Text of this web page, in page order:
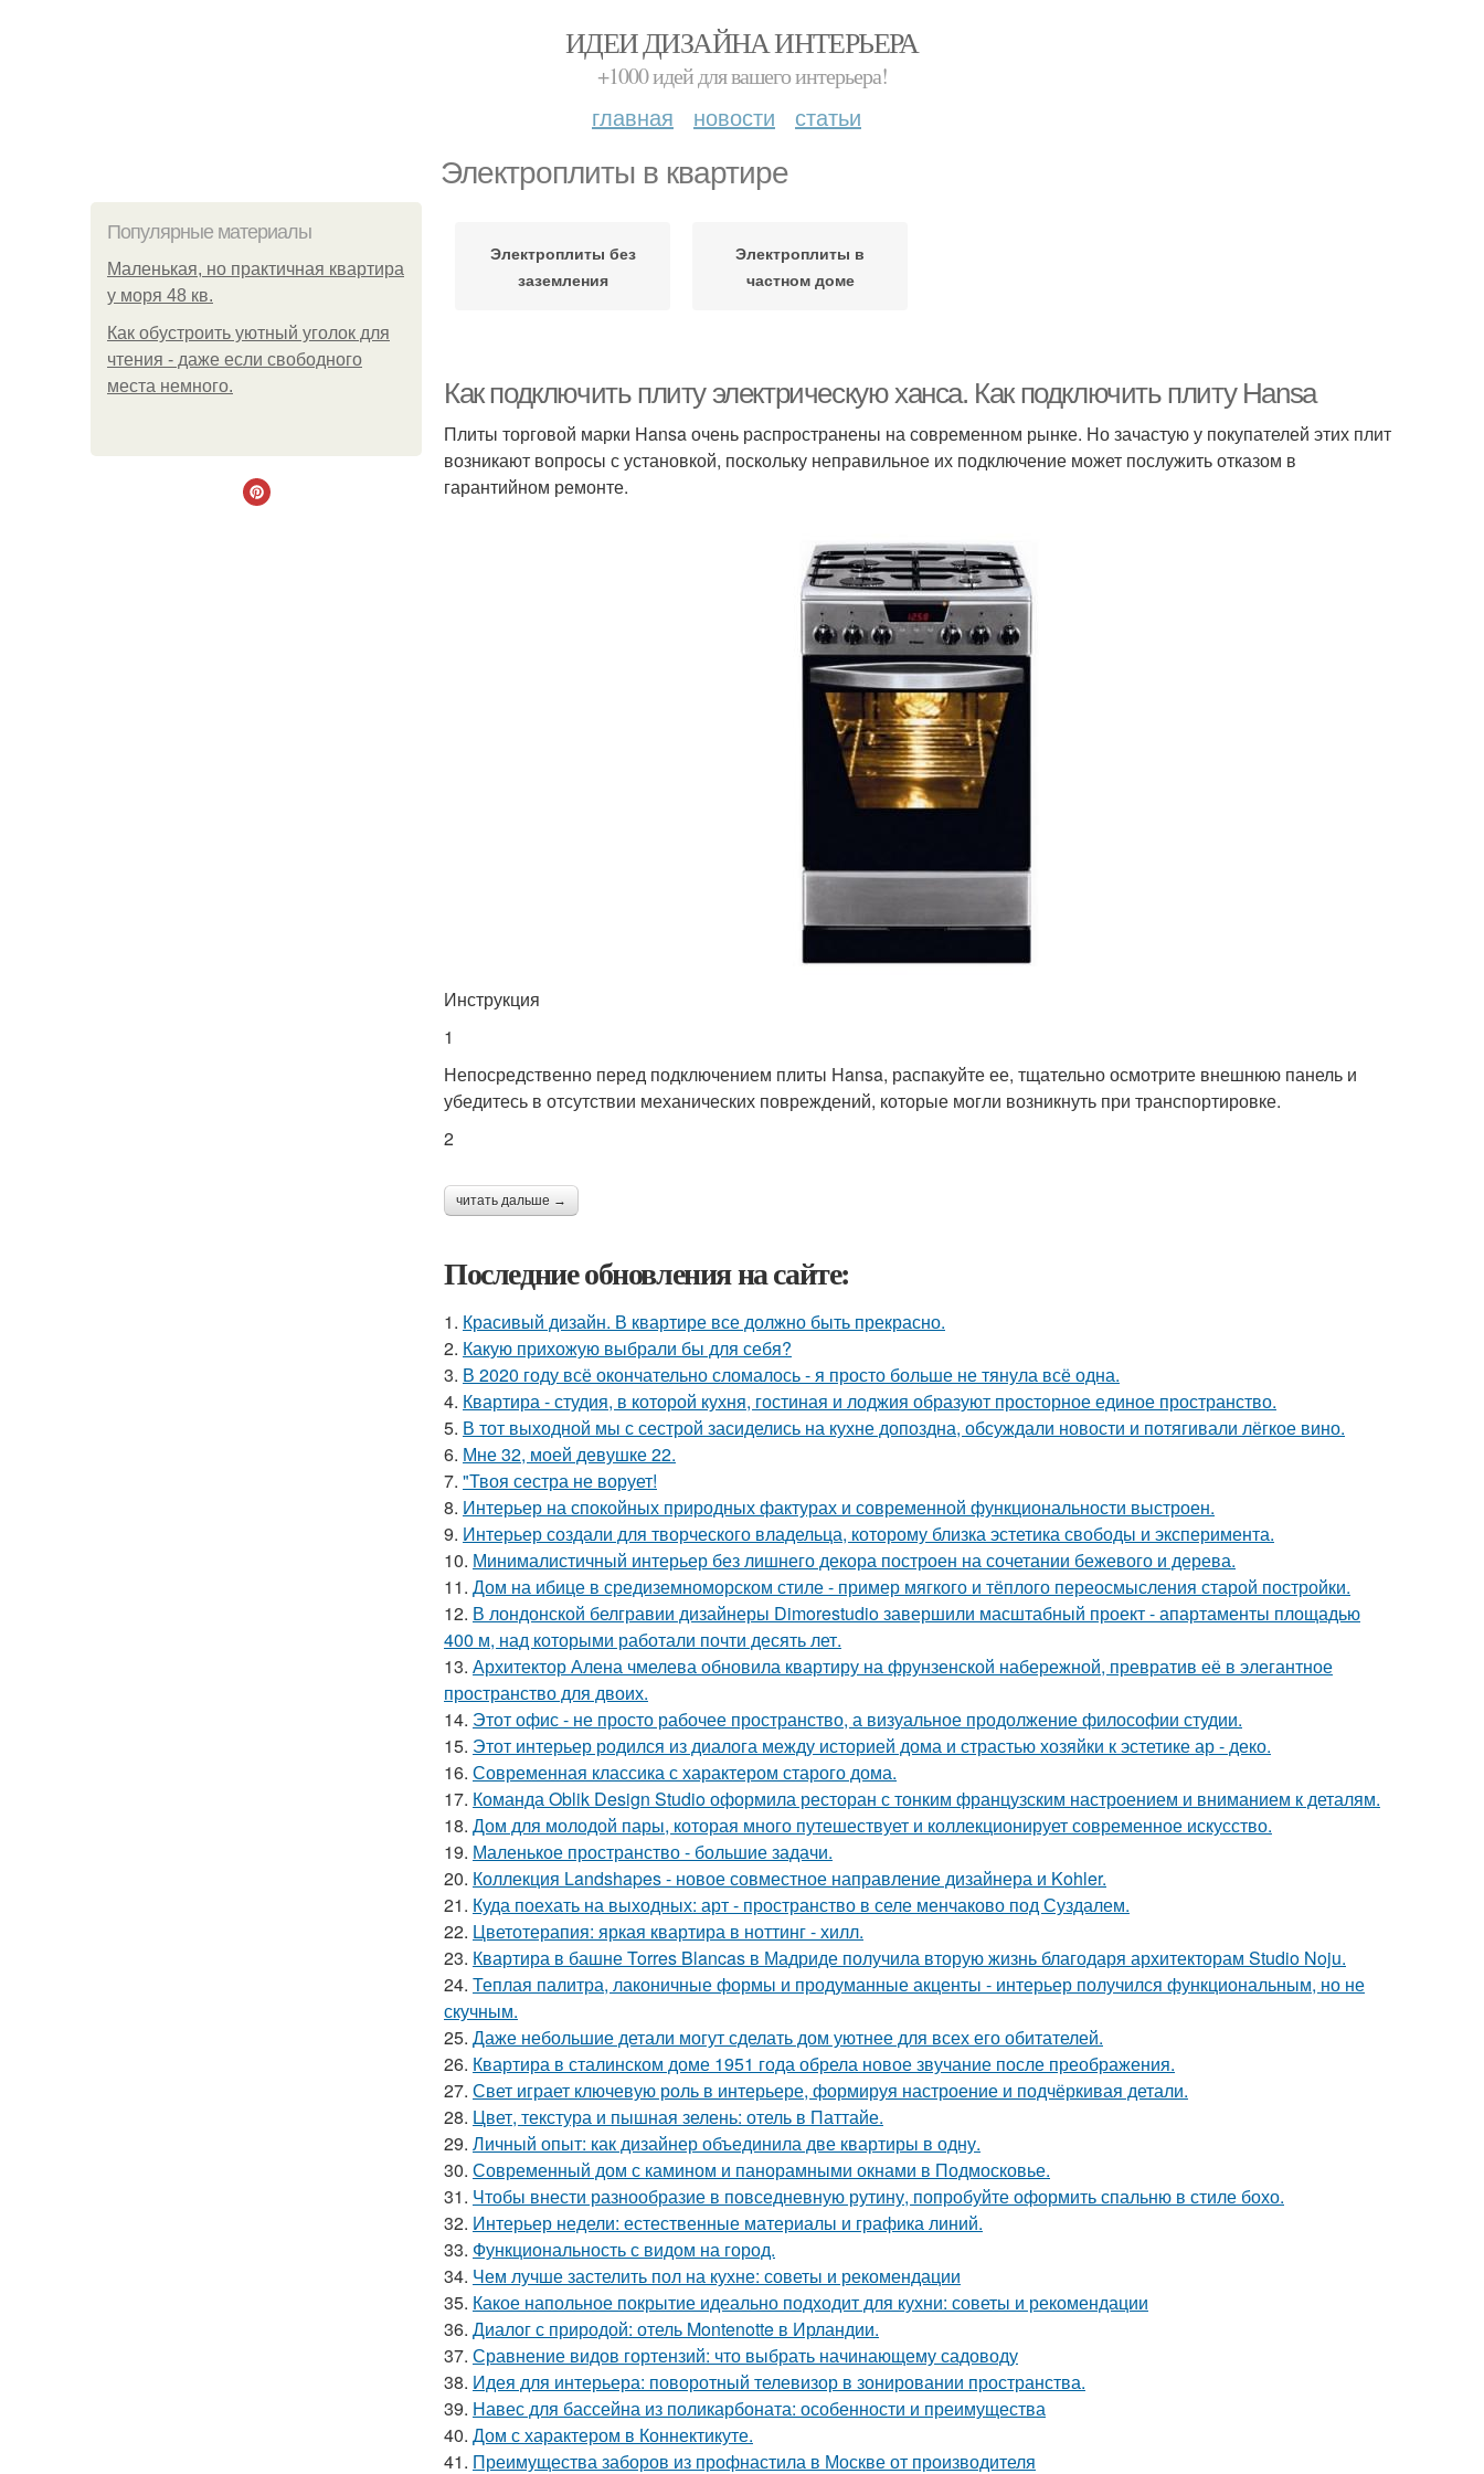
ИДЕИ ДИЗАЙНА ИНТЕРЬЕРА
+1000 идей для вашего интерьера!
главная новости статьи
Электроплиты в квартире
Популярные материалы
Маленькая, но практичная квартира
у моря 48 кв.
Как обустроить уютный уголок для
чтения - даже если свободного
места немного.
Электроплиты без
заземления
Электроплиты в
частном доме
Как подключить плиту электрическую ханса. Как подключить плиту Hansa
Плиты торговой марки Hansa очень распространены на современном рынке. Но зачастую у покупателей этих плит
возникают вопросы с установкой, поскольку неправильное их подключение может послужить отказом в
гарантийном ремонте.
Инструкция
1
Непосредственно перед подключением плиты Hansa, распакуйте ее, тщательно осмотрите внешнюю панель и
убедитесь в отсутствии механических повреждений, которые могли возникнуть при транспортировке.
2
читать дальше →
Последние обновления на сайте:
1. Красивый дизайн. В квартире все должно быть прекрасно.
2. Какую прихожую выбрали бы для себя?
3. В 2020 году всё окончательно сломалось - я просто больше не тянула всё одна.
4. Квартира - студия, в которой кухня, гостиная и лоджия образуют просторное единое пространство.
5. В тот выходной мы с сестрой засиделись на кухне допоздна, обсуждали новости и потягивали лёгкое вино.
6. Мне 32, моей девушке 22.
7. "Твоя сестра не ворует!
8. Интерьер на спокойных природных фактурах и современной функциональности выстроен.
9. Интерьер создали для творческого владельца, которому близка эстетика свободы и эксперимента.
10. Минималистичный интерьер без лишнего декора построен на сочетании бежевого и дерева.
11. Дом на ибице в средиземноморском стиле - пример мягкого и тёплого переосмысления старой постройки.
12. В лондонской белгравии дизайнеры Dimorestudio завершили масштабный проект - апартаменты площадью
400 м, над которыми работали почти десять лет.
13. Архитектор Алена чмелева обновила квартиру на фрунзенской набережной, превратив её в элегантное
пространство для двоих.
14. Этот офис - не просто рабочее пространство, а визуальное продолжение философии студии.
15. Этот интерьер родился из диалога между историей дома и страстью хозяйки к эстетике ар - деко.
16. Современная классика с характером старого дома.
17. Команда Oblik Design Studio оформила ресторан с тонким французским настроением и вниманием к деталям.
18. Дом для молодой пары, которая много путешествует и коллекционирует современное искусство.
19. Маленькое пространство - большие задачи.
20. Коллекция Landshapes - новое совместное направление дизайнера и Kohler.
21. Куда поехать на выходных: арт - пространство в селе менчаково под Суздалем.
22. Цветотерапия: яркая квартира в ноттинг - хилл.
23. Квартира в башне Torres Blancas в Мадриде получила вторую жизнь благодаря архитекторам Studio Noju.
24. Теплая палитра, лаконичные формы и продуманные акценты - интерьер получился функциональным, но не
скучным.
25. Даже небольшие детали могут сделать дом уютнее для всех его обитателей.
26. Квартира в сталинском доме 1951 года обрела новое звучание после преображения.
27. Свет играет ключевую роль в интерьере, формируя настроение и подчёркивая детали.
28. Цвет, текстура и пышная зелень: отель в Паттайе.
29. Личный опыт: как дизайнер объединила две квартиры в одну.
30. Современный дом с камином и панорамными окнами в Подмосковье.
31. Чтобы внести разнообразие в повседневную рутину, попробуйте оформить спальню в стиле бохо.
32. Интерьер недели: естественные материалы и графика линий.
33. Функциональность с видом на город.
34. Чем лучше застелить пол на кухне: советы и рекомендации
35. Какое напольное покрытие идеально подходит для кухни: советы и рекомендации
36. Диалог с природой: отель Montenotte в Ирландии.
37. Сравнение видов гортензий: что выбрать начинающему садоводу
38. Идея для интерьера: поворотный телевизор в зонировании пространства.
39. Навес для бассейна из поликарбоната: особенности и преимущества
40. Дом с характером в Коннектикуте.
41. Преимущества заборов из профнастила в Москве от производителя